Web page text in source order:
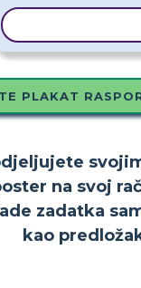
PLAKAT
na svoj
zadatka
kao